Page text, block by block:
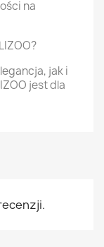
na
jak i
jest dla